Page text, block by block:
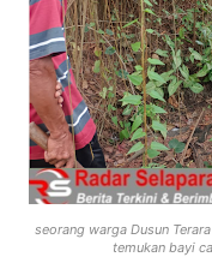
seorang warga Dusun
temukan bayi